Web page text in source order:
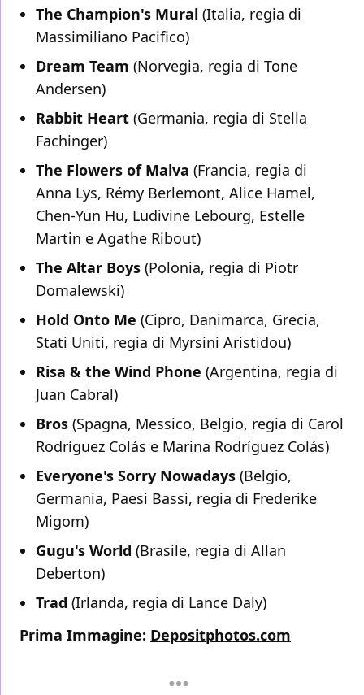
The Champion's Mural (Italia, regia di
Massimiliano Pacifico)
Dream Team (Norvegia, regia di Tone
Andersen)
Rabbit Heart (Germania, regia di Stella
Fachinger)
The Flowers of Malva (Francia, regia di
Anna Lys, Rémy Berlemont, Alice Hamel,
Chen-Yun Hu, Ludivine Lebourg, Estelle
Martin e Agathe Ribout)
The Altar Boys (Polonia, regia di Piotr
Domalewski)
Hold Onto Me (Cipro, Danimarca, Grecia,
Stati Uniti, regia di Myrsini Aristidou)
Risa & the Wind Phone (Argentina, regia di
Juan Cabral)
Bros (Spagna, Messico, Belgio, regia di Carol
Rodríguez Colás e Marina Rodríguez Colás)
Everyone's Sorry Nowadays (Belgio,
Germania, Paesi Bassi, regia di Frederike
Migom)
Gugu's World (Brasile, regia di Allan
Deberton)
Trad (Irlanda, regia di Lance Daly)
Prima Immagine: Depositphotos.com